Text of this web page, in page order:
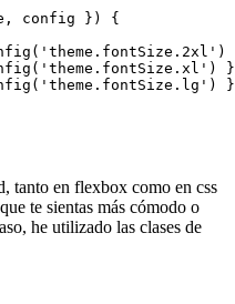
config }) {
tanto en flexbox como en css
te sientas más cómodo o
he utilizado las clases de